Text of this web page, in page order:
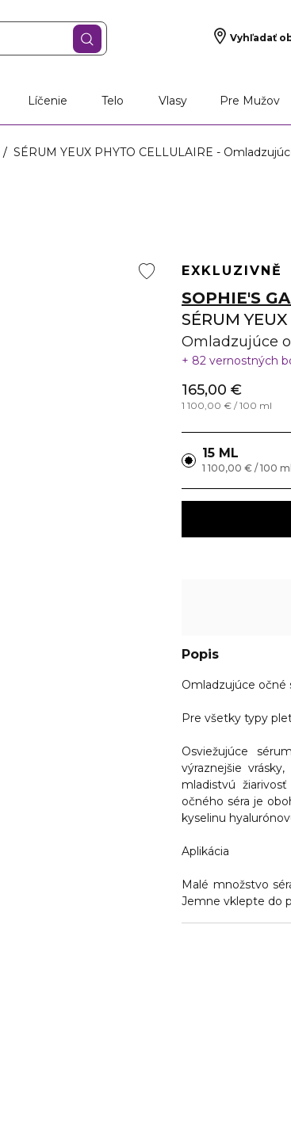
Vyhľadať
Líčenie Telo Vlasy Pre Mužov
SÉRUM YEUX PHYTO CELLULAIRE -
EXKLUZIVNĚ
SOPHIE'S
SÉRUM
Omladzujúce
82 vernostných
165,00 €
1 100,00 € / 100 ml
15 ML
1 100,00 € / 100 ml
Popis
Omladzujúce očné
Pre všetky typy
Osviežujúce
výraznejšie
mladistvú
očného séra je
kyselinu
Aplikácia
Malé množstvo
Jemne vklepte do